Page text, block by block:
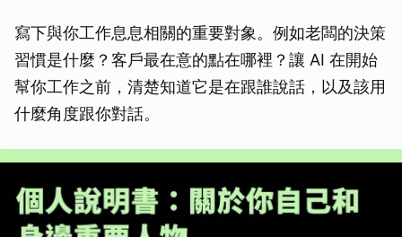
寫下與你工作息息相關的重要對象。例如老闆的決策
習慣是什麼？客戶最在意的點在哪裡？讓 AI 在開始
幫你工作之前，清楚知道它是在跟誰說話，以及該用
什麼角度跟你對話。